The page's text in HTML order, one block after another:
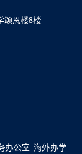
颂恩楼8楼
办公室 海外办学